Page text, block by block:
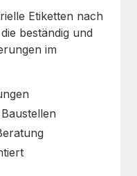
Etiketten nach
beständig und
im